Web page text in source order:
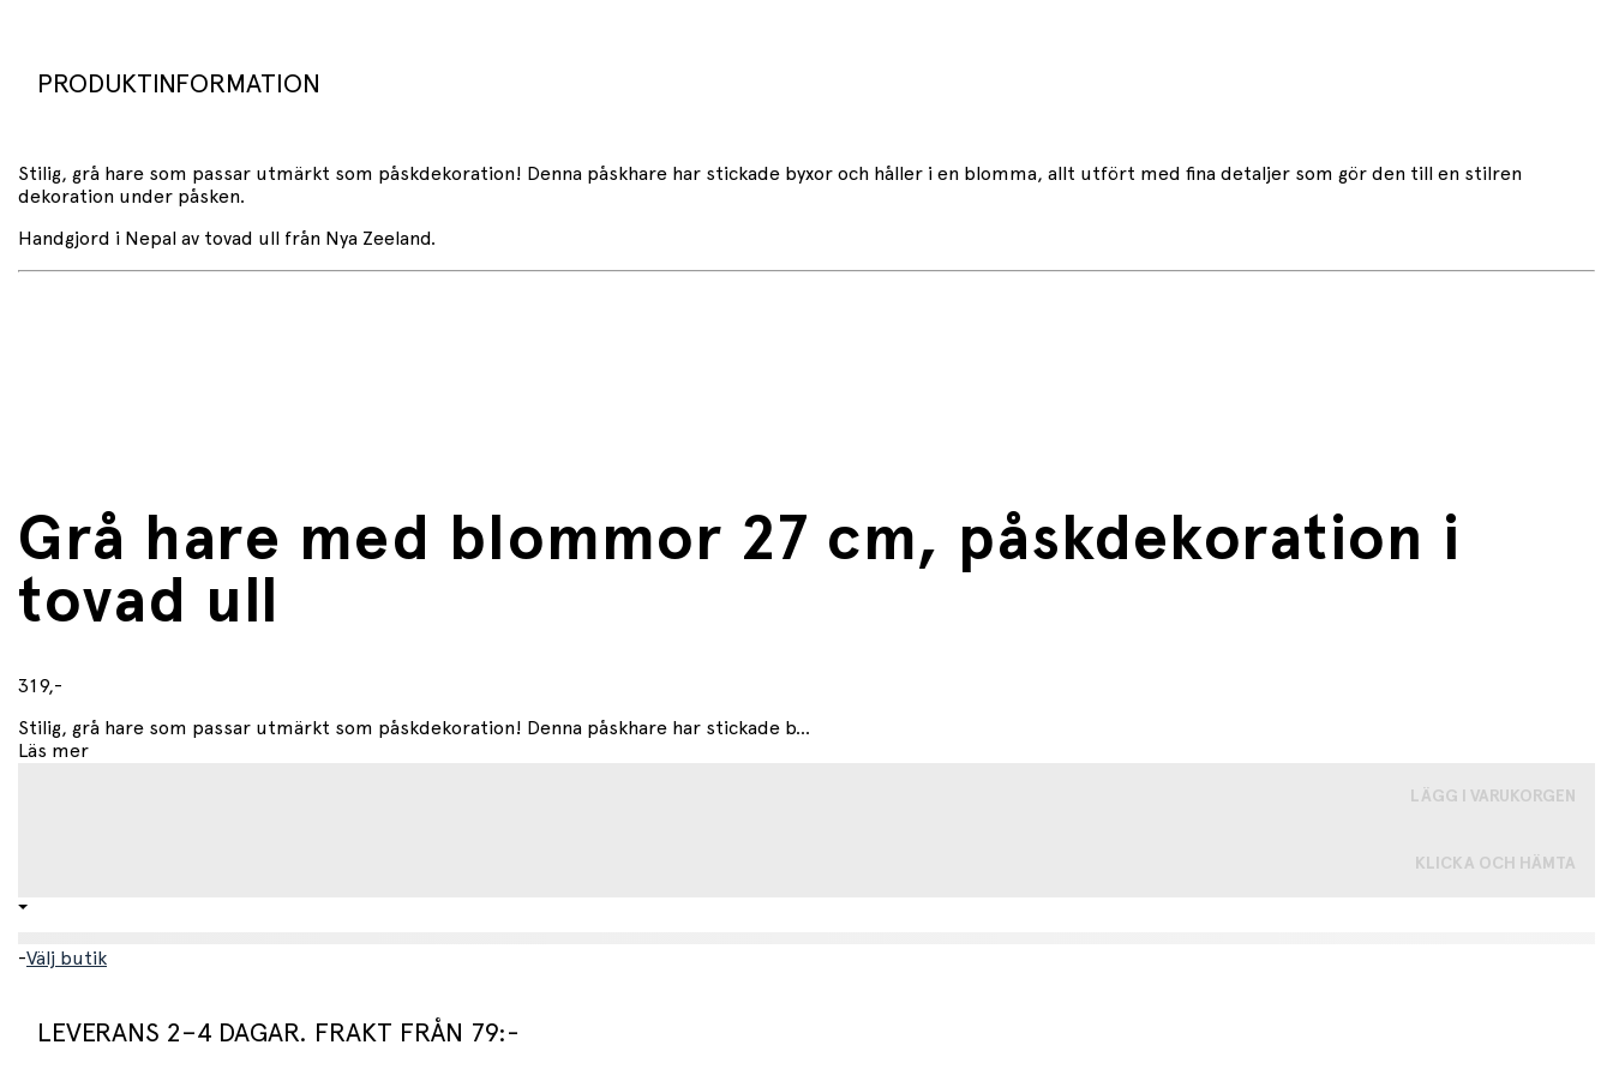
PRODUKTINFORMATION
Stilig, grå hare som passar utmärkt som påskdekoration! Denna påskhare har stickade byxor och håller i en blomma, allt utfört med fina detaljer som gör den till en stilren
dekoration under påsken.
Handgjord i Nepal av tovad ull från Nya Zeeland.
Grå hare med blommor 27 cm, påskdekoration i
tovad ull
319,-
Stilig, grå hare som passar utmärkt som påskdekoration! Denna påskhare har stickade b...
Läs mer
LÄGG I VARUKORGEN
KLICKA OCH HÄMTA
-Välj butik
LEVERANS 2–4 DAGAR. FRAKT FRÅN 79:-